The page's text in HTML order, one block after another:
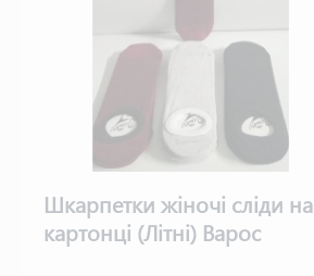
Шкарпетки жіночі сліди на
картонці (Літні) Варос